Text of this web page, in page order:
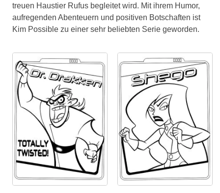
treuen Haustier Rufus begleitet wird. Mit ihrem Humor,
aufregenden Abenteuern und positiven Botschaften ist
Kim Possible zu einer sehr beliebten Serie geworden.